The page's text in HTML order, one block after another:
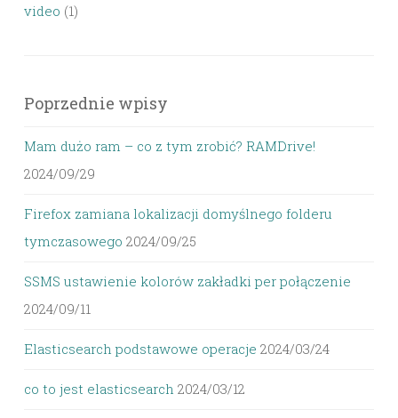
video (1)
Poprzednie wpisy
Mam dużo ram – co z tym zrobić? RAMDrive!
2024/09/29
Firefox zamiana lokalizacji domyślnego folderu
tymczasowego 2024/09/25
SSMS ustawienie kolorów zakładki per połączenie
2024/09/11
Elasticsearch podstawowe operacje 2024/03/24
co to jest elasticsearch 2024/03/12